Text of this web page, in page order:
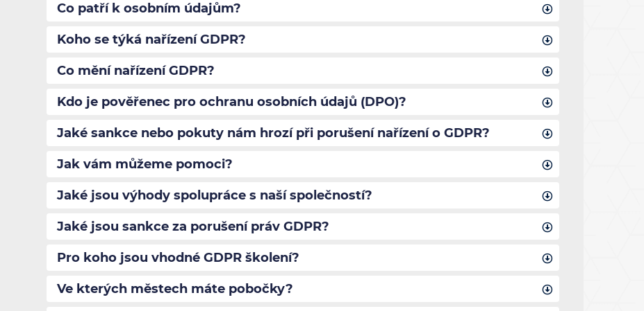
Co patří k osobním údajům?
Koho se týká nařízení GDPR?
Co mění nařízení GDPR?
Kdo je pověřenec pro ochranu osobních údajů (DPO)?
Jaké sankce nebo pokuty nám hrozí při porušení nařízení o GDPR?
Jak vám můžeme pomoci?
Jaké jsou výhody spolupráce s naší společností?
Jaké jsou sankce za porušení práv GDPR?
Pro koho jsou vhodné GDPR školení?
Ve kterých městech máte pobočky?